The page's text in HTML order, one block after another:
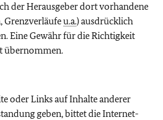
der Herausgeber dort vorhandene
Grenzverläufeu.a.) ausdrücklich
Eine Gewähr für die Richtigkeit
übernommen.
oder Links auf Inhalte anderer
geben, bittet die Internet-